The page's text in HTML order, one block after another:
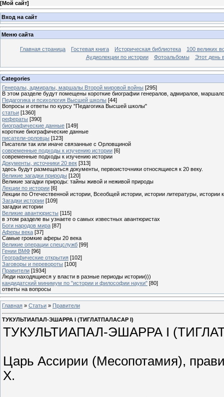
[Мой сайт]
Вход на сайт
Меню сайта
Главная страница Гостевая книга Историческая библиотека
100 великих
Аудиолекции по истории
Фотоальбомы Этот день
Categories
Генералы, адмиралы, маршалы Второй мировой войны [295]
В этом разделе будут помещены короткие биографии генералов, адмиралов,
Педагогика и психология Высшей школы [44]
Вопросы и ответы по курсу "Педагогика Высшей школы"
статьи [1360]
рефераты [390]
биографические данные [149]
короткие биографические данные
писатели-орловцы [123]
Писатели так или иначе связанные с Орловщиной
современные подходы к изучению истории [6]
современные подходы к изучению истории
Документы, источники 20 век [313]
здесь будут размещаться документы, первоисточники относящиеся к 20 веку.
Великие загадки природы [120]
Великие загадки природы: тайны живой и неживой природы
Лекции по истории [6]
Лекции по Отечественной истории, Всеобщей истории, истории литературы, истории
Загадки истории [109]
загадки истории
Великие авантюристы [115]
в этом разделе вы узнаете о самых известных авантюристах
Боги народов мира [87]
Аферы века [37]
Самые громкие аферы 20 века
Великие операции спецслужб [99]
Гении ВМФ [96]
Географические открытия [102]
Заговоры и перевороты [100]
Правители [1934]
Люди находящиеся у власти в разные периоды истории)))
кандидатский минимум по "истории и философии науки" [80]
ответы на вопросы
Главная » Статьи » Правители
ТУКУЛЬТИАПАЛ-ЭШАРРА I (ТИГЛАТПАЛАСАР I)
ТУКУЛЬТИАПАЛ-ЭШАРРА I
Царь Ассирии (Месопотамия),
Х.